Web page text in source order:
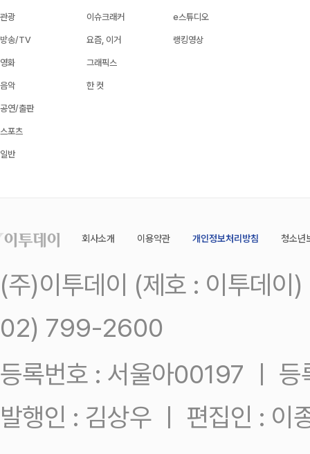
관광
방송/TV
영화
음악
공연/출판
스포츠
일반
이슈크래커
요즘, 이거
그래픽스
한 컷
e스튜디오
랭킹영상
회사소개 이용약관 개인정보처리방침 청소년
(주)이투데이 (제호 : 이투데
02) 799-2600
등록번호 : 서울아00197 ㅣ
발행인 : 김상우 ㅣ 편집인 : 이